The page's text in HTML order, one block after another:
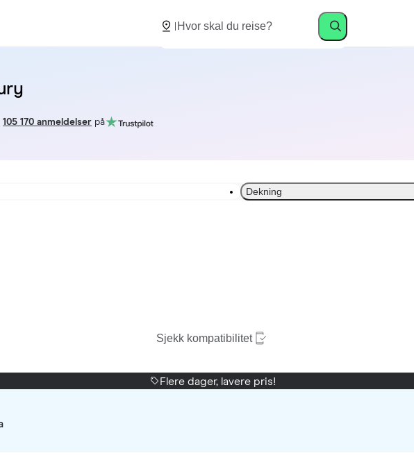
105 170 anmeldelser på
Dekning
Sjekk kompatibilitet
Flere dager, lavere pris!